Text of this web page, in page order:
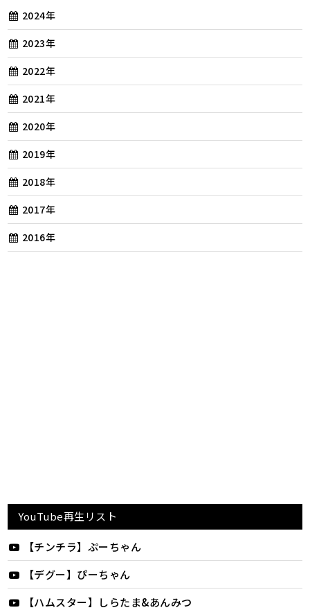
2024年
2023年
2022年
2021年
2020年
2019年
2018年
2017年
2016年
YouTube再生リスト
【チンチラ】ぷーちゃん
【デグー】ぴーちゃん
【ハムスター】しらたま&あんみつ